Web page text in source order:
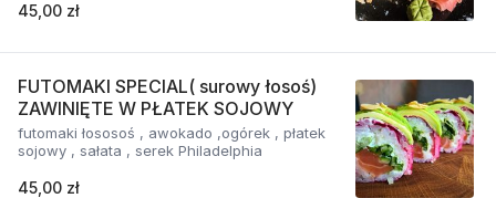
45,00 zł
FUTOMAKI SPECIAL( surowy łosoś)
ZAWINIĘTE W PŁATEK SOJOWY
futomaki łososoś , awokado ,ogórek , płatek
sojowy , sałata , serek Philadelphia
45,00 zł